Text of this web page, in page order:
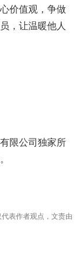
价值观，争做
，让温暖他人
限公司独家所
代表作者观点，文责由